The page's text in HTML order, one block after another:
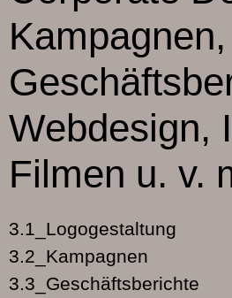
Kampagnen,
Webdesign,
Filmen u. v.
3.1_Logogestaltung
3.2_Kampagnen
3.3_Geschäftsberichte